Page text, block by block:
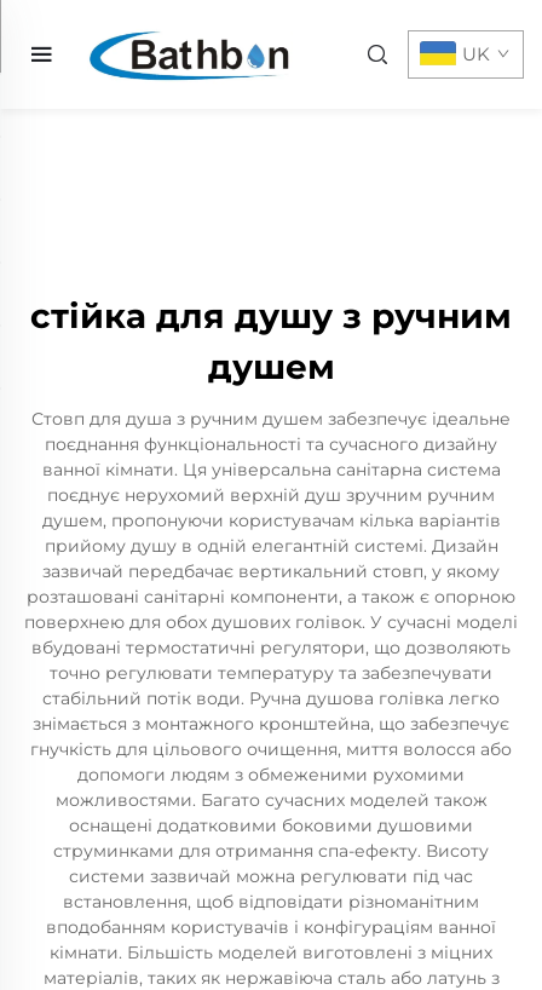
UK
стійка для душу з ручним
душем
Стовп для душа з ручним душем забезпечує ідеальне
поєднання функціональності та сучасного дизайну
ванної кімнати. Ця універсальна санітарна система
поєднує нерухомий верхній душ зручним ручним
душем, пропонуючи користувачам кілька варіантів
прийому душу в одній елегантній системі. Дизайн
зазвичай передбачає вертикальний стовп, у якому
розташовані санітарні компоненти, а також є опорною
поверхнею для обох душових голівок. У сучасні моделі
вбудовані термостатичні регулятори, що дозволяють
точно регулювати температуру та забезпечувати
стабільний потік води. Ручна душова голівка легко
знімається з монтажного кронштейна, що забезпечує
гнучкість для цільового очищення, миття волосся або
допомоги людям з обмеженими рухомими
можливостями. Багато сучасних моделей також
оснащені додатковими боковими душовими
струминками для отримання спа-ефекту. Висоту
системи зазвичай можна регулювати під час
встановлення, щоб відповідати різноманітним
вподобанням користувачів і конфігураціям ванної
кімнати. Більшість моделей виготовлені з міцних
матеріалів, таких як нержавіюча сталь або латунь з